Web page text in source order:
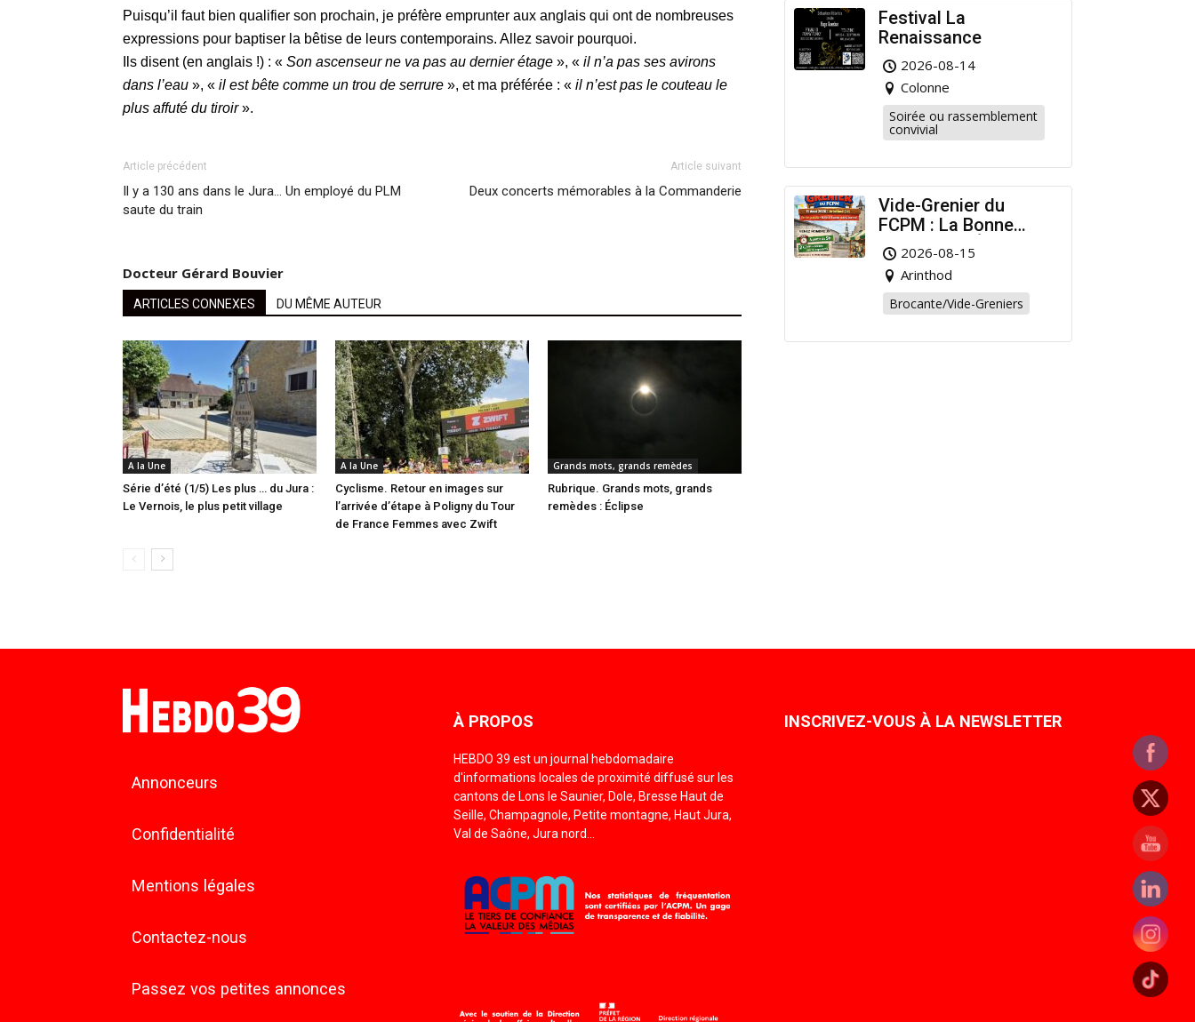
Puisqu’il faut bien qualifier son prochain, je préfère emprunter aux anglais qui ont de nombreuses
expressions pour baptiser la bêtise de leurs contemporains. Allez savoir pourquoi.
Ils disent (en anglais !) : « Son ascenseur ne va pas au dernier étage », « il n’a pas ses avirons
dans l’eau », « il est bête comme un trou de serrure », et ma préférée : « il n’est pas le couteau le
plus affuté du tiroir».
Article précédent
Il y a 130 ans dans le Jura… Un employé du PLM
saute du train
Article suivant
Deux concerts mémorables à la Commanderie
Docteur Gérard Bouvier
ARTICLES CONNEXES DU MÊME AUTEUR
A la Une
Série d’été (1/5) Les plus … du Jura :
Le Vernois, le plus petit village
A la Une
Cyclisme. Retour en images sur
l’arrivée d’étape à Poligny du Tour
de France Femmes avec Zwift
Grands mots, grands remèdes
Rubrique. Grands mots, grands
remèdes : Éclipse
Festival La
Renaissance
2026-08-14
Colonne
Soirée ou rassemblement
convivial
Vide-Grenier du
FCPM : La Bonne
Affaire de l’Été à
Arinthod !
2026-08-15
Arinthod
Brocante/Vide-Greniers